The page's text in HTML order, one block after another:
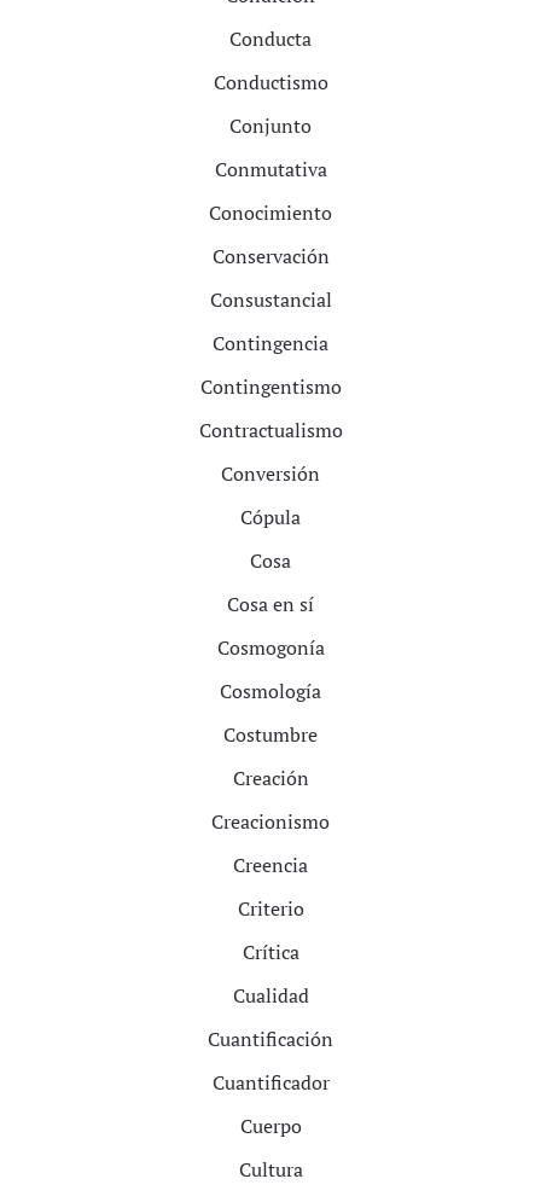
Conducta
Conductismo
Conjunto
Conmutativa
Conocimiento
Conservación
Consustancial
Contingencia
Contingentismo
Contractualismo
Conversión
Cópula
Cosa
Cosa en sí
Cosmogonía
Cosmología
Costumbre
Creación
Creacionismo
Creencia
Criterio
Crítica
Cualidad
Cuantificación
Cuantificador
Cuerpo
Cultura